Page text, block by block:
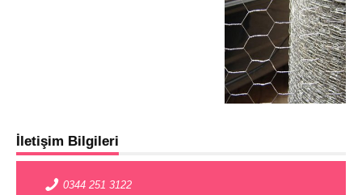
İletişim Bilgileri
0344 251 3122